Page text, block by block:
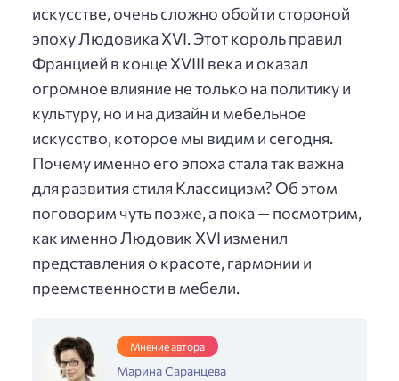
искусстве, очень сложно обойти стороной
эпоху Людовика XVI. Этот король правил
Францией в конце XVIII века и оказал
огромное влияние не только на политику и
культуру, но и на дизайн и мебельное
искусство, которое мы видим и сегодня.
Почему именно его эпоха стала так важна
для развития стиля Классицизм? Об этом
поговорим чуть позже, а пока — посмотрим,
как именно Людовик XVI изменил
представления о красоте, гармонии и
преемственности в мебели.
Мнение автора
Марина Саранцева